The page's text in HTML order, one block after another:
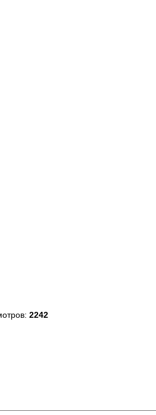
2242